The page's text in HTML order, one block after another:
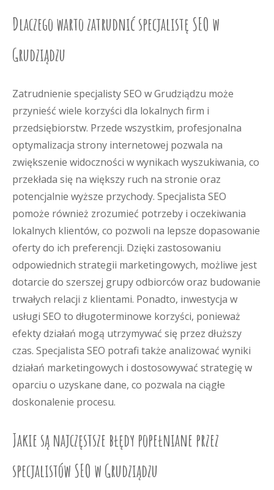
Dlaczego warto zatrudnić specjalistę SEO w
Grudziądzu
Zatrudnienie specjalisty SEO w Grudziądzu może
przynieść wiele korzyści dla lokalnych firm i
przedsiębiorstw. Przede wszystkim, profesjonalna
optymalizacja strony internetowej pozwala na
zwiększenie widoczności w wynikach wyszukiwania, co
przekłada się na większy ruch na stronie oraz
potencjalnie wyższe przychody. Specjalista SEO
pomoże również zrozumieć potrzeby i oczekiwania
lokalnych klientów, co pozwoli na lepsze dopasowanie
oferty do ich preferencji. Dzięki zastosowaniu
odpowiednich strategii marketingowych, możliwe jest
dotarcie do szerszej grupy odbiorców oraz budowanie
trwałych relacji z klientami. Ponadto, inwestycja w
usługi SEO to długoterminowe korzyści, ponieważ
efekty działań mogą utrzymywać się przez dłuższy
czas. Specjalista SEO potrafi także analizować wyniki
działań marketingowych i dostosowywać strategię w
oparciu o uzyskane dane, co pozwala na ciągłe
doskonalenie procesu.
Jakie są najczęstsze błędy popełniane przez
specjalistów SEO w Grudziądzu